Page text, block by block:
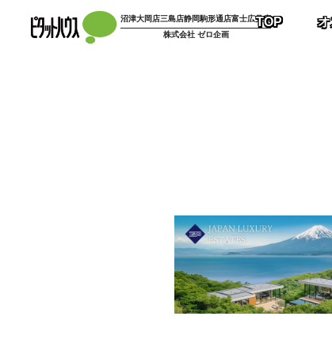
沼津大岡店三島店静岡駒形通店富士広見店
株式会社 ゼロ企画
TOP